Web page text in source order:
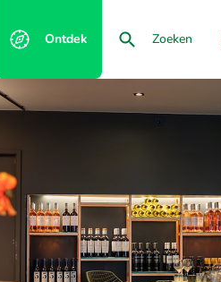
Ontdek Zoeken